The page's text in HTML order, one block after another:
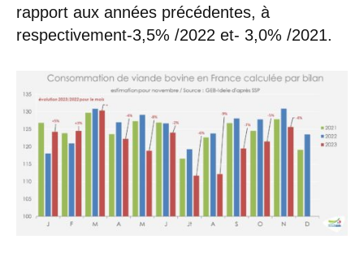
rapport aux années précédentes, à
respectivement-3,5% /2022 et- 3,0% /2021.